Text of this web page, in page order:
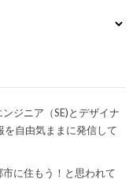
ジニア（SE)とデザイナ
を自由気ままに発信して
に住もう！と思われて